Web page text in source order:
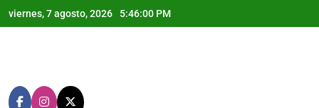
Saltar
al
viernes, 7 agosto, 2026 5:46:02 PM